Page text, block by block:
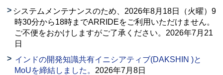
システムメンテナンスのため、2026年8月18日（火曜）9
時30分から18時までARRIDEをご利用いただけません。
ご不便をおかけしますがご了承ください。2026年7月21
日
インドの開発知識共有イニシアティブ(DAKSHIN )と
MoUを締結しました。 2026年7月8日